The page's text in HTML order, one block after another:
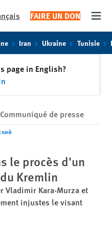
FAIRE UN DON
Iran Ukraine Tunisie
page in English?
Communiqué de presse
le procès d'un
Kremlin
Vladimir Kara-Murza et
injustes le visant